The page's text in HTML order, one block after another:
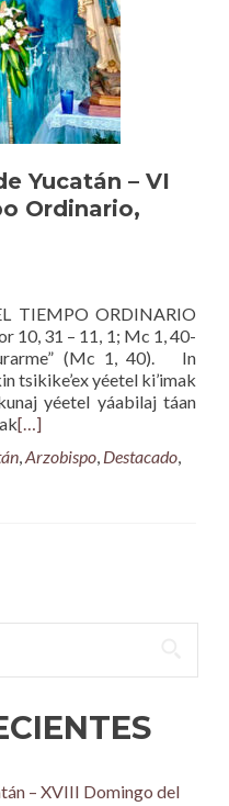
Yucatán – VI
Ordinario,
TIEMPO ORDINARIO
10, 31 – 11, 1; Mc 1, 40-
(Mc 1, 40). In
tsikike’ex yéetel ki’imak
yéetel yáabilaj táan
[…]
,Arzobispo, Destacado,
– XVIII Domingo del